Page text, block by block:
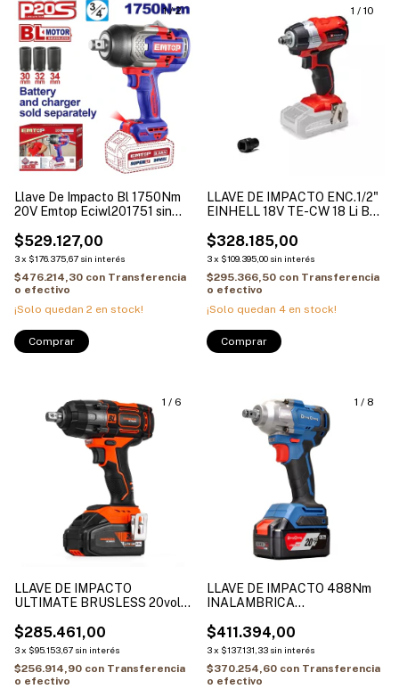
1/2
Llave De Impacto Bl 1750Nm
20V Emtop Eciwl201751 sin
$529.127,00
3x $176.375,67 sin interés
$476.214,30 con Transferencia
o efectivo
¡Solo quedan 2 en stock!
1 / 10
LLAVE DE IMPACTO ENC.1/2"
EINHELL 18V TE-CW 18 Li BL
$328.185,00
3x $109.395,00 sin interés
$295.366,50 con Transferencia
o efectivo
¡Solo quedan 4 en stock!
1 / 6
LLAVE DE IMPACTO
ULTIMATE BRUSLESS 20volt
$285.461,00
3x $95.153,67 sin interés
$256.914,90 con Transferencia
o efectivo
1 / 8
LLAVE DE IMPACTO 488Nm
INALAMBRICA
2 BAT 4AH + CARG
DCPB488-EM
$411.394,00
3x $137.131,33 sin interés
$370.254,60 con Transferencia
o efectivo